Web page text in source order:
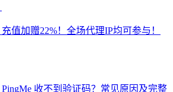
值加赠22%！全场代理IP均可参与！